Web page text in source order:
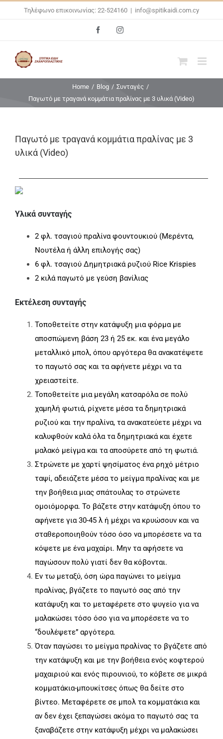
Τηλέφωνο επικοινωνίας: 22-524160 | info@spitikaidi.com.cy
FacebookInstagram
Home / Blog / Συνταγές /
Παγωτό με τραγανά κομμάτια πραλίνας με 3 υλικά (Video)
Παγωτό με τραγανά κομμάτια πραλίνας με 3
υλικά (Video)
Υλικά συνταγής
2 φλ. τσαγιού πραλίνα φουντουκιού (Μερέντα,
Νουτέλα ή άλλη επιλογής σας)
6 φλ. τσαγιού Δημητριακά ρυζιού Rice Krispies
2 κιλά παγωτό με γεύση βανίλιας
Εκτέλεση συνταγής
Τοποθετείτε στην κατάψυξη μια φόρμα με
αποσπώμενη βάση 23 ή 25 εκ. και ένα μεγάλο
μεταλλικό μπολ, όπου αργότερα θα ανακατέψετε
το παγωτό σας και τα αφήνετε μέχρι να τα
χρειαστείτε.
Τοποθετείτε μια μεγάλη κατσαρόλα σε πολύ
χαμηλή φωτιά, ρίχνετε μέσα τα δημητριακά
ρυζιού και την πραλίνα, τα ανακατεύετε μέχρι να
καλυφθούν καλά όλα τα δημητριακά και έχετε
μαλακό μείγμα και τα αποσύρετε από τη φωτιά.
Στρώνετε με χαρτί ψησίματος ένα ρηχό μέτριο
ταψί, αδειάζετε μέσα το μείγμα πραλίνας και με
την βοήθεια μιας σπάτουλας το στρώνετε
ομοιόμορφα. Το βάζετε στην κατάψυξη όπου το
αφήνετε για 30-45 λ ή μέχρι να κρυώσουν και να
σταθεροποιηθούν τόσο όσο να μπορέσετε να τα
κόψετε με ένα μαχαίρι. Μην τα αφήσετε να
παγώσουν πολύ γιατί δεν θα κόβονται.
Εν τω μεταξύ, όση ώρα παγώνει το μείγμα
πραλίνας, βγάζετε το παγωτό σας από την
κατάψυξη και το μεταφέρετε στο ψυγείο για να
μαλακώσει τόσο όσο για να μπορέσετε να το
“δουλέψετε” αργότερα.
Όταν παγώσει το μείγμα πραλίνας το βγάζετε από
την κατάψυξη και με την βοήθεια ενός κοφτερού
μαχαιριού και ενός πιρουνιού, το κόβετε σε μικρά
κομματάκια-μπουκίτσες όπως θα δείτε στο
βίντεο. Μεταφέρετε σε μπολ τα κομματάκια και
αν δεν έχει ξεπαγώσει ακόμα το παγωτό σας τα
ξαναβάζετε στην κατάψυξη μέχρι να μαλακώσει